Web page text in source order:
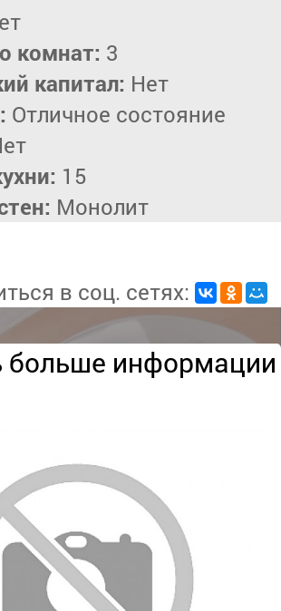
комнат: 3
капитал: Нет
Отличное состояние
15
Монолит
в соц. сетях:
больше информации